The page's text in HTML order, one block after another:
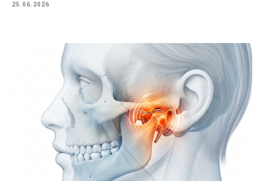
25.06.2026